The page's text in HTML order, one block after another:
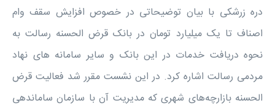
دره زرشکی با بیان توضیحاتی در خصوص افزایش سقف وام‌
اصناف تا یک میلیارد تومان در بانک قرض الحسنه رسالت به
نحوه دریافت خدمات در این بانک و سایر سامانه های نهاد
مردمی رسالت اشاره کرد. در این نشست مقرر شد فعالیت قرض
الحسنه بازارچه‌های شهری که مدیریت آن با سازمان ساماندهی